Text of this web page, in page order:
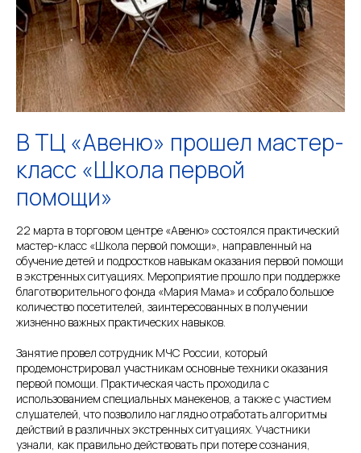
В ТЦ «Авеню» прошел мастер-
класс «Школа первой
помощи»
22 марта в торговом центре «Авеню» состоялся практический
мастер-класс «Школа первой помощи», направленный на
обучение детей и подростков навыкам оказания первой помощи
в экстренных ситуациях. Мероприятие прошло при поддержке
благотворительного фонда «Мария Мама» и собрало большое
количество посетителей, заинтересованных в получении
жизненно важных практических навыков.
Занятие провел сотрудник МЧС России, который
продемонстрировал участникам основные техники оказания
первой помощи. Практическая часть проходила с
использованием специальных манекенов, а также с участием
слушателей, что позволило наглядно отработать алгоритмы
действий в различных экстренных ситуациях. Участники
узнали, как правильно действовать при потере сознания,